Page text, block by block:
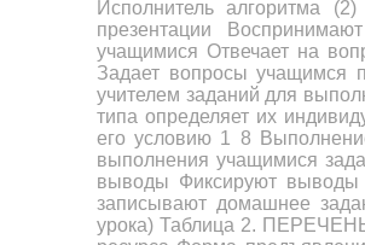
Исполнитель алгоритма
презентации
учащимися Отвечает на
Задает вопросы учащимся
учителем заданий для
типа определяет их
его условию 1 8
выполнения учащимися
выводы Фиксируют выводы
записывают домашнее
урока) Таблица 2.